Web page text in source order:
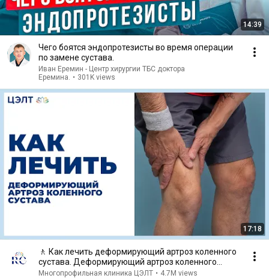
14:39
Чего боятся эндопротезисты во время операции
по замене сустава.
Иван Еремин - Центр хирургии ТБС доктора
Еремина. • 301K views
17:18
🚶 Как лечить деформирующий артроз коленного
сустава. Деформирующий артроз коленного
сустава. 12+
Многопрофильная клиника ЦЭЛТ • 4.7M views